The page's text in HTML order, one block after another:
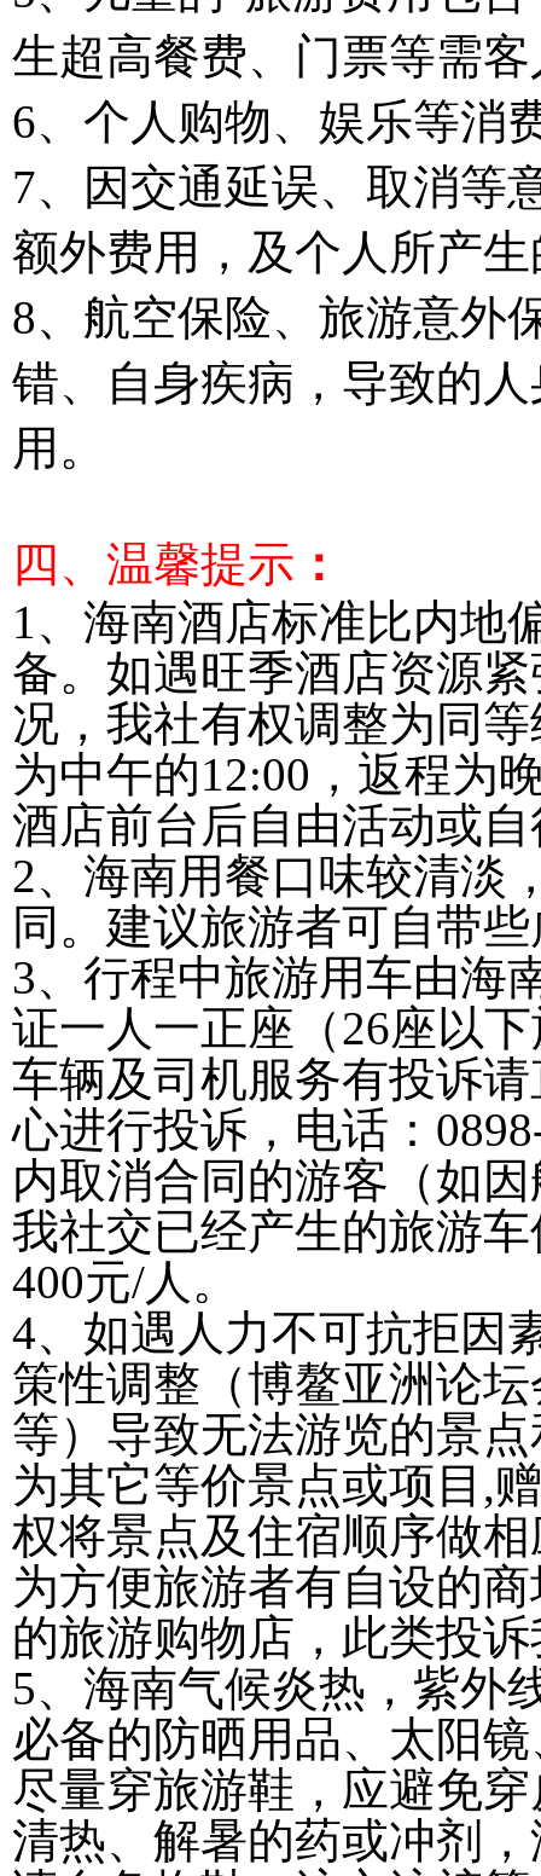
生超高餐费、门票等需
6、个人购物、娱乐等消
7、因交通延误、取消等
额外费用，及个人所产
8、航空保险、旅游意外
错、自身疾病，导致的
用。
四、温馨提示 ：
1、海南酒店标准比内地
备。如遇旺季酒店资源
况，我社有权调整为同
为中午的12:00，返程为
酒店前台后自由活动或
2、海南用餐口味较清淡
同。建议旅游者可自带
3、行程中旅游用车由海
证一人一正座（26座以
车辆及司机服务有投诉
心进行投诉，电话：
内取消合同的游客（如
我社交已经产生的旅游
400元/人。
4、如遇人力不可抗拒因
策性调整（博鳌亚洲论
等）导致无法游览的景
为其它等价景点或项目,
权将景点及住宿顺序做
为方便旅游者有自设的
的旅游购物店，此类投
5、海南气候炎热，紫外
必备的防晒用品、太阳
尽量穿旅游鞋，应避免
清热、解暑的药或冲剂